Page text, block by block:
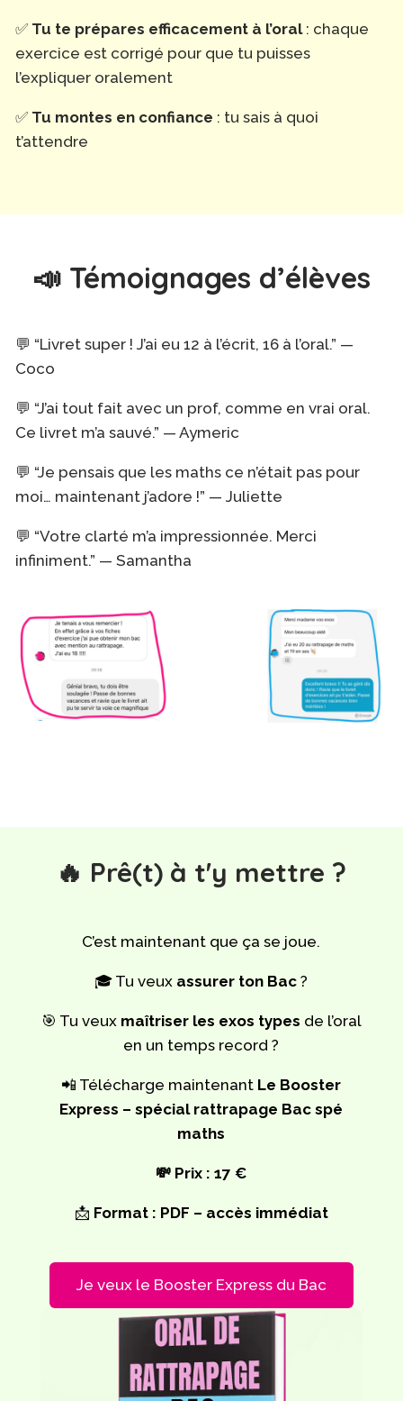
✅ Tu te prépares efficacement à l’oral: chaque
exercice est corrigé pour que tu puisses
l’expliquer oralement
✅ Tu montes en confiance : tu sais à quoi
t’attendre
📣 Témoignages d’élèves
💬 “Livret super ! J’ai eu 12 à l’écrit, 16 à l’oral.” —
Coco
💬 “J’ai tout fait avec un prof, comme en vrai oral.
Ce livret m’a sauvé.” — Aymeric
💬 “Je pensais que les maths ce n’était pas pour
moi… maintenant j’adore !” — Juliette
💬 “Votre clarté m’a impressionnée. Merci
infiniment.” — Samantha
🔥 Prê(t) à t'y mettre ?
C’est maintenant que ça se joue.
🎓 Tu veux assurer ton Bac ?
🎯 Tu veux maîtriser les exos types de l’oral
en un temps record ?
📲 Télécharge maintenant Le Booster
Express – spécial rattrapage Bac spé
maths
💸 Prix : 17 €
📩 Format : PDF – accès immédiat
Je veux le Booster Express du Bac